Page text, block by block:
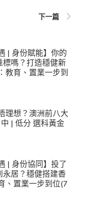
下一篇
| 身份賦能】你的
嗎？打造穩健新
教育、置業一步到
理想？澳洲前八大
| 低分 選科黃金
| 身份協同】投了
居？穩健搭建香
、置業一步到位(7